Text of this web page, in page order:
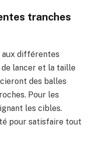
tranches
différentes
de lancer et la taille
des balles
Pour les
les cibles.
pour satisfaire tout